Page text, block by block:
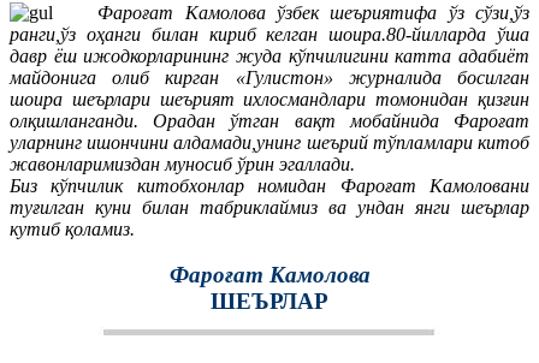
Фароғат Камолова ўзбек шеъриятифа ўз сўзи,ўз
ранги,ўз оҳанги билан кириб келган шоира.80-йилларда ўша
давр ёш ижодкорларининг жуда кўпчилигини катта адабиёт
майдонига олиб кирган «Гулистон» журналида босилган
шоира шеърлари шеърият ихлосмандлари томонидан қизғин
олқишланганди. Орадан ўтган вақт мобайнида Фароғат
уларнинг ишончини алдамади,унинг шеърий тўпламлари китоб
жавонларимиздан муносиб ўрин эгаллади.
Биз кўпчилик китобхонлар номидан Фароғат Камоловани
туғилган куни билан табриклаймиз ва ундан янги шеърлар
кутиб қоламиз.
Фароғат Камолова
ШЕЪРЛАР